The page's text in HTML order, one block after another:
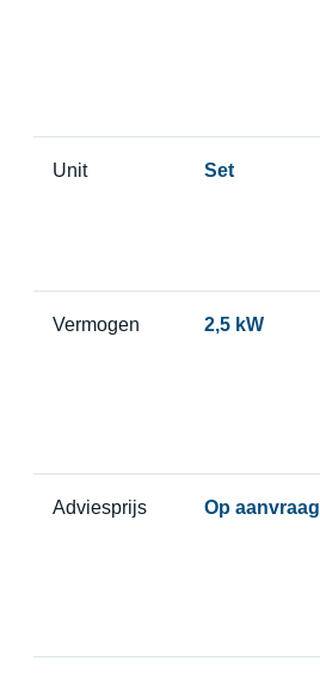
Unit Set
Vermogen 2,5 kW
Adviesprijs Op aanvraag